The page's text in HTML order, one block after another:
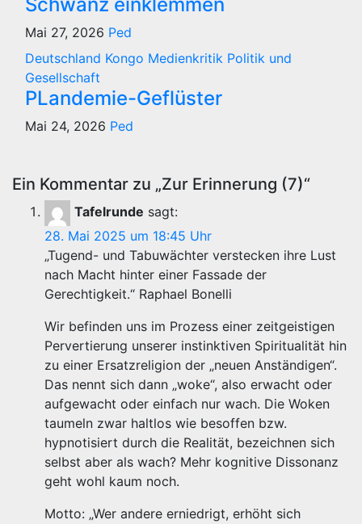
Mai 27, 2026 Ped
Deutschland Kongo Medienkritik Politik und
Gesellschaft
PLandemie-Geflüster
Mai 24, 2026 Ped
Ein Kommentar zu „Zur Erinnerung (7)“
Tafelrunde sagt:
28. Mai 2025 um 18:45 Uhr
„Tugend- und Tabuwächter verstecken ihre Lust
nach Macht hinter einer Fassade der
Gerechtigkeit.“ Raphael Bonelli
Wir befinden uns im Prozess einer zeitgeistigen
Pervertierung unserer instinktiven Spiritualität hin
zu einer Ersatzreligion der „neuen Anständigen“.
Das nennt sich dann „woke“, also erwacht oder
aufgewacht oder einfach nur wach. Die Woken
taumeln zwar haltlos wie besoffen bzw.
hypnotisiert durch die Realität, bezeichnen sich
selbst aber als wach? Mehr kognitive Dissonanz
geht wohl kaum noch.
Motto: „Wer andere erniedrigt, erhöht sich